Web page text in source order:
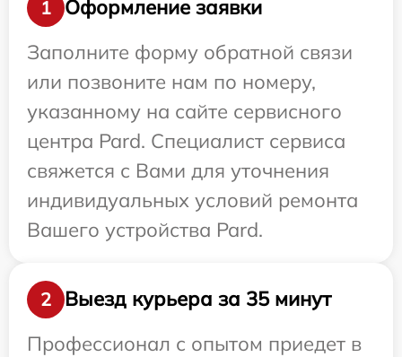
1
Оформление заявки
Заполните форму обратной связи
или позвоните нам по номеру,
указанному на сайте сервисного
центра Pard. Специалист сервиса
свяжется с Вами для уточнения
индивидуальных условий ремонта
Вашего устройства Pard.
2
Выезд курьера за 35 минут
Профессионал с опытом приедет в